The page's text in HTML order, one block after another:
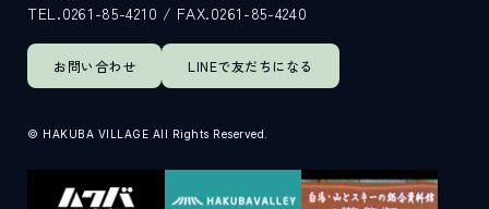
お問い合わせ LINEで友だちになる
TEL.0261-85-4210 / FAX.0261-85-4240
© HAKUBA VILLAGE All Rights Reserved.